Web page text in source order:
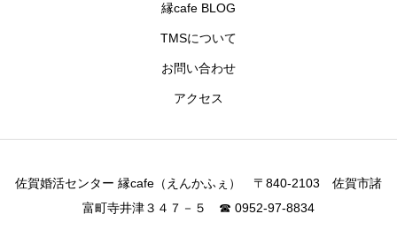
縁cafe BLOG
TMSについて
お問い合わせ
アクセス
佐賀婚活センター 縁cafe（えんかふぇ） 〒840-2103 佐賀市諸
富町寺井津３４７－５ ☎ 0952-97-8834